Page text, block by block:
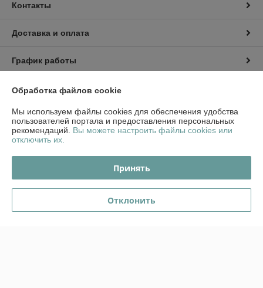
Контакты
Доставка и оплата
График работы
Полная версия сайта
Политика обработки cookies
Сайт создан на платформе Deal.by
Информация для покупателя
ООО "Стромес"
Обработка файлов cookie
Мы используем файлы cookies для обеспечения удобства
пользователей портала и предоставления персональных
рекомендаций. Вы можете настроить файлы cookies или
отключить их.
Принять
Отклонить